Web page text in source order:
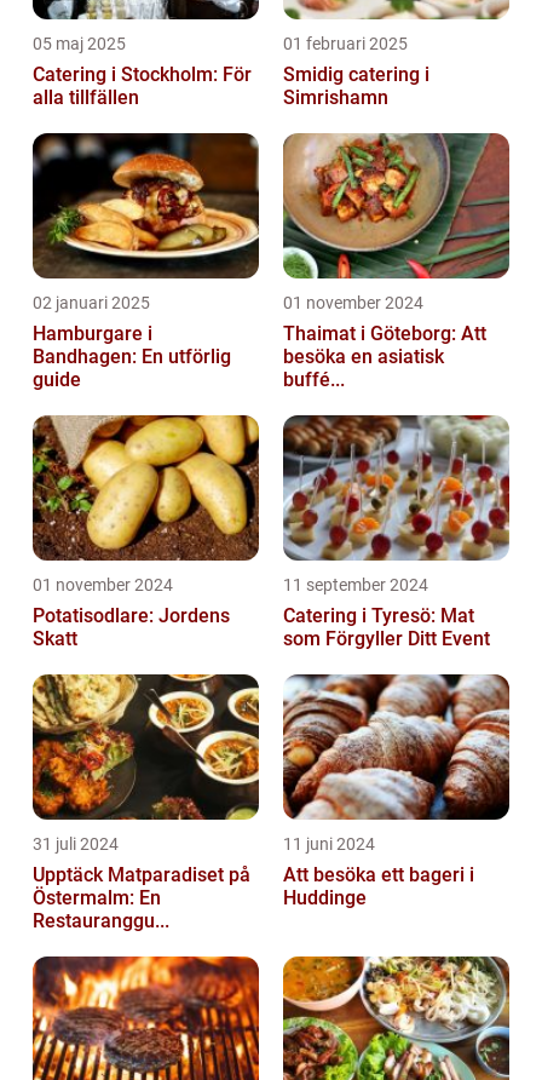
05 maj 2025
Catering i Stockholm: För
alla tillfällen
01 februari 2025
Smidig catering i
Simrishamn
02 januari 2025
Hamburgare i
Bandhagen: En utförlig
guide
01 november 2024
Thaimat i Göteborg: Att
besöka en asiatisk
buffé...
01 november 2024
Potatisodlare: Jordens
Skatt
11 september 2024
Catering i Tyresö: Mat
som Förgyller Ditt Event
31 juli 2024
Upptäck Matparadiset på
Östermalm: En
Restauranggu...
11 juni 2024
Att besöka ett bageri i
Huddinge